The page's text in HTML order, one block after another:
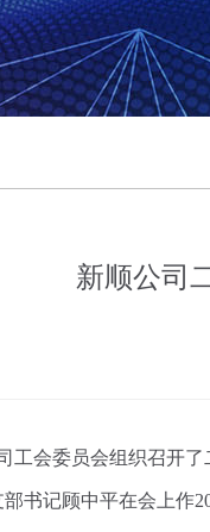
新顺公司
工会委员会组织召开
书记顾中平在会上作